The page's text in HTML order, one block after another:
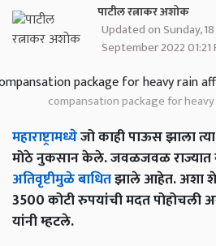
पाटील रत्नाकर अशोक
Updated on Sunday, 18
September 2022 01:21
compansation package for
महाराष्ट्रामध्येजो काही पाऊस झाला
मोठे नुकसान केले. जवळजवळ राज्यात
अतिवृष्टीमुळे बाधितझाले आहेत. अशा
3500 कोटी रुपयांची मदत पोहोचली
यांनी म्हटले.